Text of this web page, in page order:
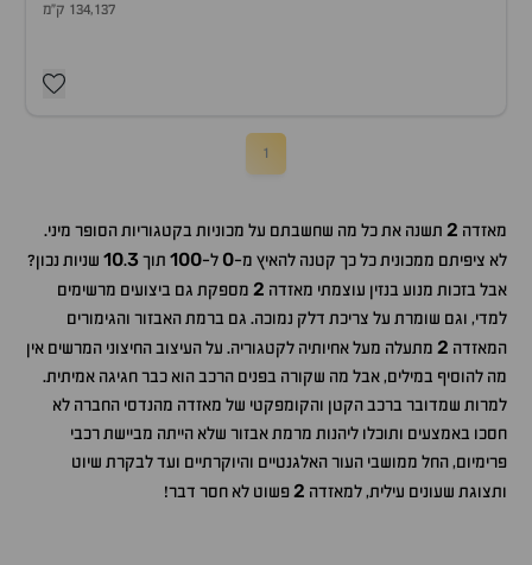
134,137 ק"מ
1
מאזדה 2 תשנה את כל מה שחשבתם על מכוניות בקטגוריות הסופר מיני.
לא ציפיתם ממכונית כל כך קטנה להאיץ מ-0 ל-100 תוך 10.3
שניות נכון?
אבל בזכות מנוע בנזין עוצמתי מאזדה 2 מספקת גם ביצועים מרשימים
למדי, וגם שומרת על צריכת דלק נמוכה. גם ברמת האבזור והגימורים
המאזדה 2 מתעלה מעל אחיותיה לקטגוריה. על העיצוב החיצוני המרשים אין
מה להוסיף במילים, אבל מה שקורה בפנים הרכב הוא כבר חגיגה אמיתית.
למרות שמדובר ברכב הקטן והקומפקטי של מאזדה מהנדסי החברה לא
חסכו באמצעים ותוכלו ליהנות מרמת אבזור שלא הייתה מביישת רכבי
פרימיום, החל ממושבי העור האלגנטיים והיוקרתיים ועד לבקרת שיוט
ותצוגת שעונים עילית, למאזדה 2פשוט לא חסר דבר!